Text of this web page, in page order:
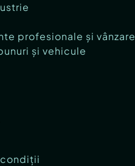
profesionale și
și vehicule
condiții